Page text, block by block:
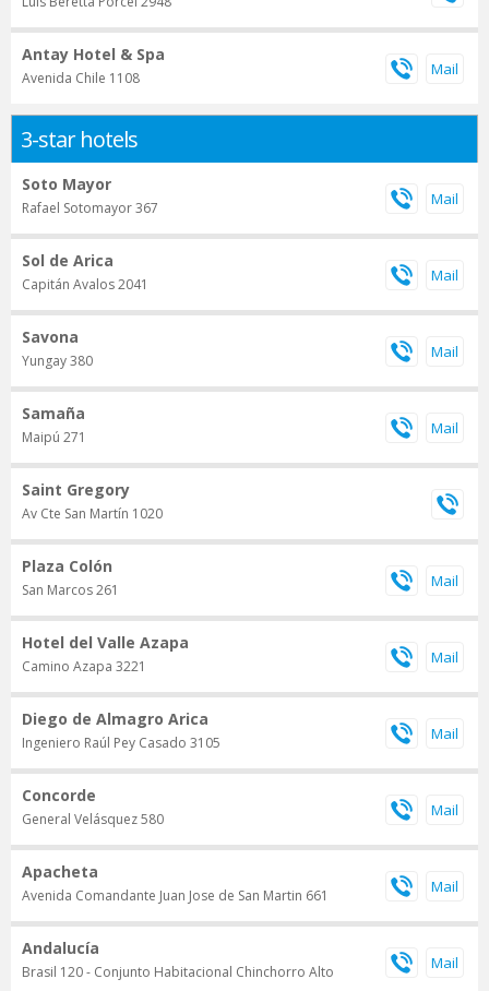
Antay Hotel & Spa
Avenida Chile 1108
3-star hotels
Soto Mayor
Rafael Sotomayor 367
Sol de Arica
Capitán Avalos 2041
Savona
Yungay 380
Samaña
Maipú 271
Saint Gregory
Av Cte San Martín 1020
Plaza Colón
San Marcos 261
Hotel del Valle Azapa
Camino Azapa 3221
Diego de Almagro Arica
Ingeniero Raúl Pey Casado 3105
Concorde
General Velásquez 580
Apacheta
Avenida Comandante Juan Jose de San Martin 661
Andalucía
Brasil 120 - Conjunto Habitacional Chinchorro Alto